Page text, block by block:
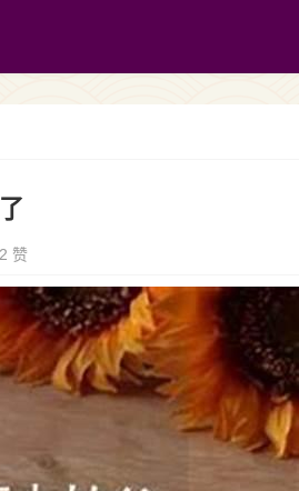
赞